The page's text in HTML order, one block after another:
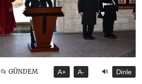
📂 GÜNDEM A+ A- 🔊 Dinle